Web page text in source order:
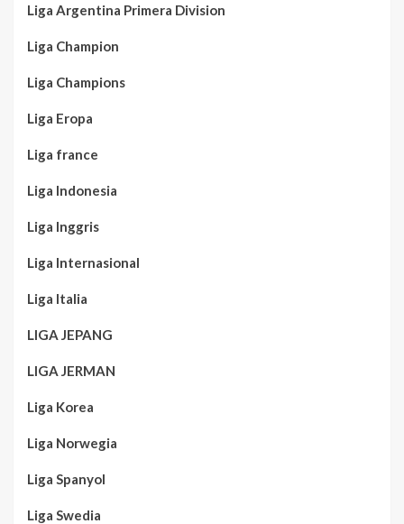
Liga Argentina Primera Division
Liga Champion
Liga Champions
Liga Eropa
Liga france
Liga Indonesia
Liga Inggris
Liga Internasional
Liga Italia
LIGA JEPANG
LIGA JERMAN
Liga Korea
Liga Norwegia
Liga Spanyol
Liga Swedia